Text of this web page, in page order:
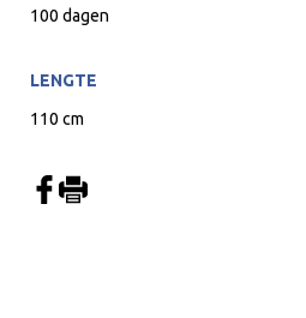
100 dagen
LENGTE
110 cm